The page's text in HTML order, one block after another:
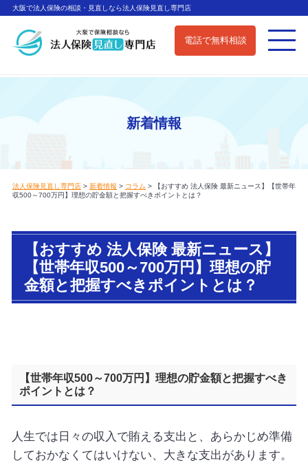
大阪で法人保険の相談・見直しなら法人保険見直し専門店
電話で無料相談
新着情報
法人保険見直し専門店> 新着情報 > コラム >
【おすすめ 法人保険 最新ニュース】【世帯年
収500～700万円】理想の貯金額と把握すべきポイントとは？
【おすすめ 法人保険 最新ニュース】
【世帯年収500～700万円】理想の貯
金額と把握すべきポイントとは？
【世帯年収500～700万円】理想の貯金額と把握すべき
ポイントとは？
人生では日々の収入で賄える支出と、あらかじめ準備
しておかなくてはいけない、大きな支出があります。